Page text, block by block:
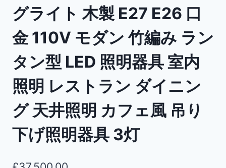
グライト 木製 E27 E26 口
金 110V モダン 竹編み ラン
タン型 LED 照明器具 室内
照明 レストラン ダイニン
グ 天井照明 カフェ風 吊り
下げ照明器具 3灯